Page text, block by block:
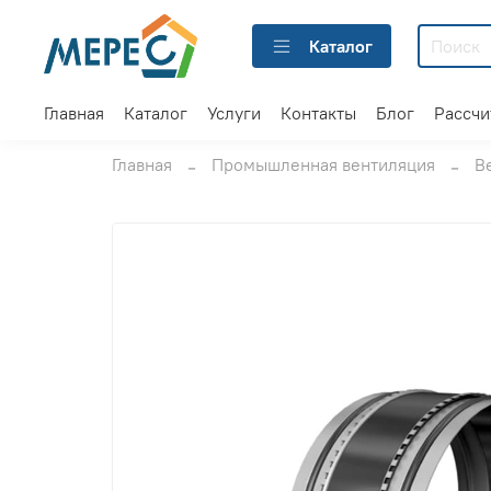
Каталог
Главная Каталог Услуги Контакты Блог
Главная Промышленная вентиляция